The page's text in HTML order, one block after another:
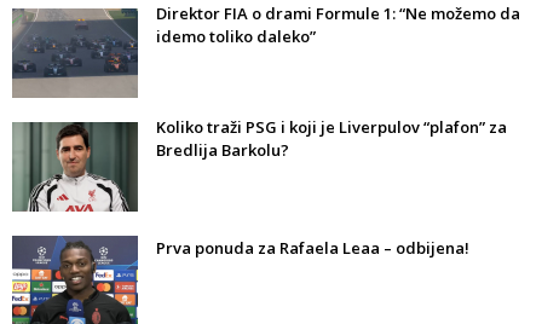
Direktor FIA o drami Formule 1: “Ne možemo da
idemo toliko daleko”
Koliko traži PSG i koji je Liverpulov “plafon” za
Bredlija Barkolu?
Prva ponuda za Rafaela Leaa – odbijena!